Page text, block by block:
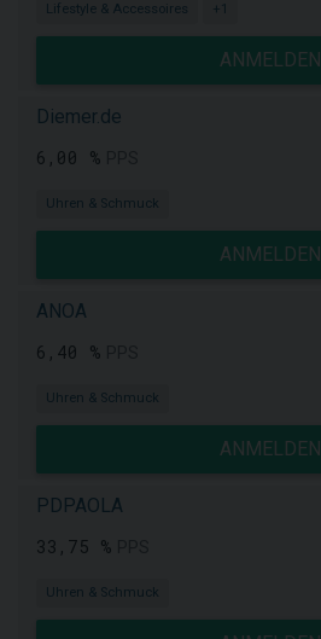
Lifestyle & Accessoires +1
ANMELDEN
Diemer.de
6,00 %
Uhren & Schmuck
ANMELDEN
ANOA
6,40 %
Uhren & Schmuck
ANMELDEN
PDPAOLA
33,75 %
Uhren & Schmuck